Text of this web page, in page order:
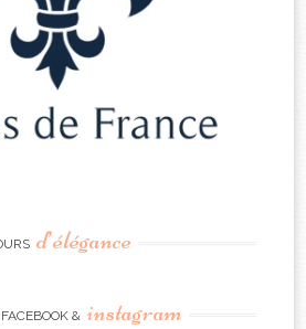
d’élégance
& instagram